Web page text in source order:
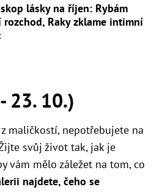
lásky na říjen: Rybám
rozchod, Raky zklame intimní
23. 10.)
maličkostí, nepotřebujete na
svůj život tak, jak je
vám mělo záležet na tom, co
najdete, čeho se